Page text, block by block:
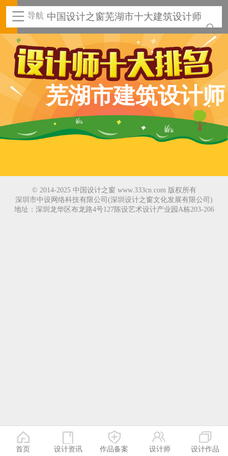
导航 中国设计之窗芜湖市十大建筑设计师
芜湖市建筑设计师
© 2014-2025 中国设计之窗 www.333cn.com 版权所有
深圳市中设网络科技有限公司(深圳设计之窗文化发展有限公司)
地址：深圳龙华区布龙路4号127陈设艺术设计产业园A栋203-206
首页 设计资讯 作品备案 设计师 设计作品